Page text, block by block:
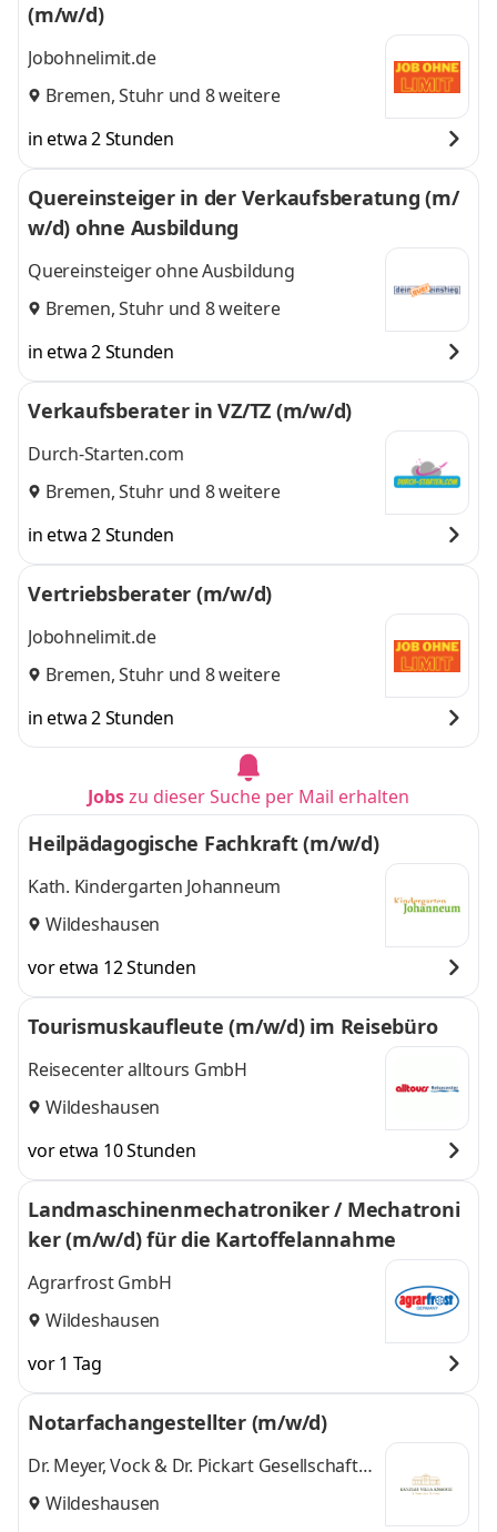
(m/w/d)
Jobohnelimit.de
Bremen,Stuhrund 8 weitere
in etwa 2 Stunden
Quereinsteiger in der Verkaufsberatung (m/
w/d) ohne Ausbildung
Quereinsteiger ohne Ausbildung
Bremen,Stuhrund 8 weitere
in etwa 2 Stunden
Verkaufsberater in VZ/TZ (m/w/d)
Durch-Starten.com
Bremen,Stuhrund 8 weitere
in etwa 2 Stunden
Vertriebsberater (m/w/d)
Jobohnelimit.de
Bremen,Stuhrund 8 weitere
in etwa 2 Stunden
Jobszu dieser Suche per Mail erhalten
Heilpädagogische Fachkraft (m/w/d)
Kath. Kindergarten Johanneum
Wildeshausen
vor etwa 12 Stunden
Tourismuskaufleute (m/w/d) im Reisebüro
Reisecenter alltours GmbH
Wildeshausen
vor etwa 10 Stunden
Landmaschinenmechatroniker / Mechatroni
ker (m/w/d) für die Kartoffelannahme
Agrarfrost GmbH
Wildeshausen
vor 1 Tag
Notarfachangestellter (m/w/d)
Dr. Meyer, Vock & Dr. Pickart Gesellschaft
bürgerlichen Rechts
Wildeshausen